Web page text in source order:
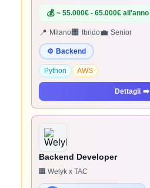
💰 ~ 55.000€ - 65.000€ all'anno
📍 Milano🏢 Ibrido💼 Senior
⚙️ Backend
Python AWS
Dettagli ➡️
Backend Developer
🏢 Welyk x TAC